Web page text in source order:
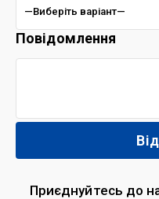
Приєднуйтесь до
Повідомлення